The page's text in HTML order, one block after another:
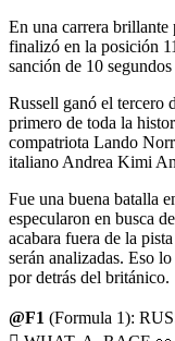
En una carrera brillante
finalizó en la posición
sanción de 10
Russell ganó el tercero
primero de toda la
compatriota Lando
italiano Andrea Kimi
Fue una buena batalla
especularon en busca
acabara fuera de la
serán analizadas. Eso
por detrás del británico.
@F1 (Formula 1):